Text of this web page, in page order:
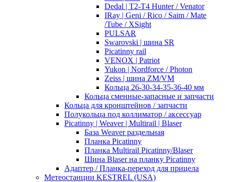
Dedal | T2-T4 Hunter / Venator
IRay | Geni / Rico / Saim / Mate
/Tube / XSight
PULSAR
Swarovski | шина SR
Picatinny rail
VENOX | Patriot
Yukon | Nordforce / Photon
Zeiss | шина ZM/VM
Кольца 26-30-34-35-36-40 мм
Кольца сменные-запасные и запчасти
Кольца для кронштейнов / запчасти
Полукольца под коллиматор / аксессуар
Picatinny | Weaver | Multirail | Blaser
База Weaver раздельная
Планка Picatinny
Планка Multirail Picatinny/Blaser
Шина Blaser на планку Picatinny
Адаптер / Планка-переход для прицела
Метеостанции KESTREL (USA)